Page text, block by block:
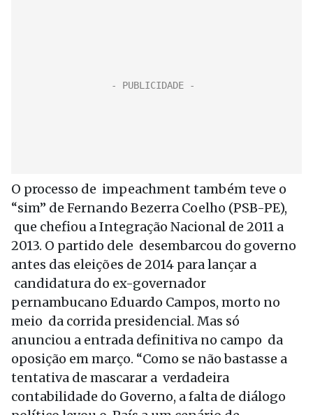
O processo de impeachment também teve o
“sim” de Fernando Bezerra Coelho (PSB-PE),
que chefiou a Integração Nacional de 2011 a
2013. O partido dele desembarcou do governo
antes das eleições de 2014 para lançar a
candidatura do ex-governador
pernambucano Eduardo Campos, morto no
meio da corrida presidencial. Mas só
anunciou a entrada definitiva no campo da
oposição em março. “Como se não bastasse a
tentativa de mascarar a verdadeira
contabilidade do Governo, a falta de diálogo